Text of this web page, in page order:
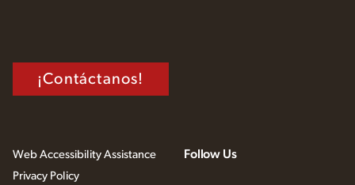
¡Contáctanos!
Web Accessibility Assistance
Privacy Policy
Follow Us